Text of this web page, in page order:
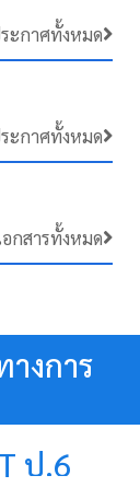
ะกาศทั้งหมด
ะกาศทั้งหมด
อกสารทั้งหมด
งการ
ป.6